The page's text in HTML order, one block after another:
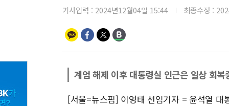
기사입력 : 2024년12월04일 15:44 최종수정 :
계엄 해제 이후 대통령실 인근은 일상 회복
[서울=뉴스핌] 이영태 선임기자 = 윤석열 대